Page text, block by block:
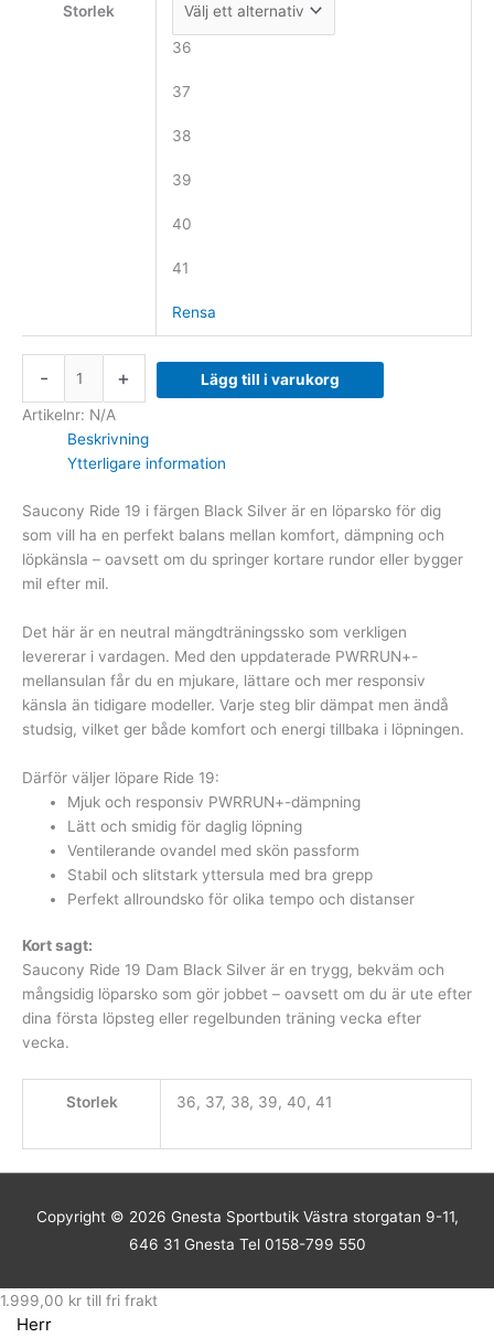
Storlek
36
37
38
39
40
41
Rensa
- + Lägg till i varukorg
Artikelnr: N/A
Beskrivning
Ytterligare information
Saucony Ride 19 i färgen Black Silver är en löparsko för dig
som vill ha en perfekt balans mellan komfort, dämpning och
löpkänsla – oavsett om du springer kortare rundor eller bygger
mil efter mil.
Det här är en neutral mängdträningssko som verkligen
levererar i vardagen. Med den uppdaterade PWRRUN+-
mellansulan får du en mjukare, lättare och mer responsiv
känsla än tidigare modeller. Varje steg blir dämpat men ändå
studsig, vilket ger både komfort och energi tillbaka i löpningen.
Därför väljer löpare Ride 19:
Mjuk och responsiv PWRRUN+-dämpning
Lätt och smidig för daglig löpning
Ventilerande ovandel med skön passform
Stabil och slitstark yttersula med bra grepp
Perfekt allroundsko för olika tempo och distanser
Kort sagt:
Saucony Ride 19 Dam Black Silver är en trygg, bekväm och
mångsidig löparsko som gör jobbet – oavsett om du är ute efter
dina första löpsteg eller regelbunden träning vecka efter
vecka.
Storlek 36, 37, 38, 39, 40, 41
Copyright © 2026 Gnesta SportbutikVästra storgatan 9-11,
646 31 Gnesta Tel 0158-799 550
1.999,00 kr till fri frakt
Herr